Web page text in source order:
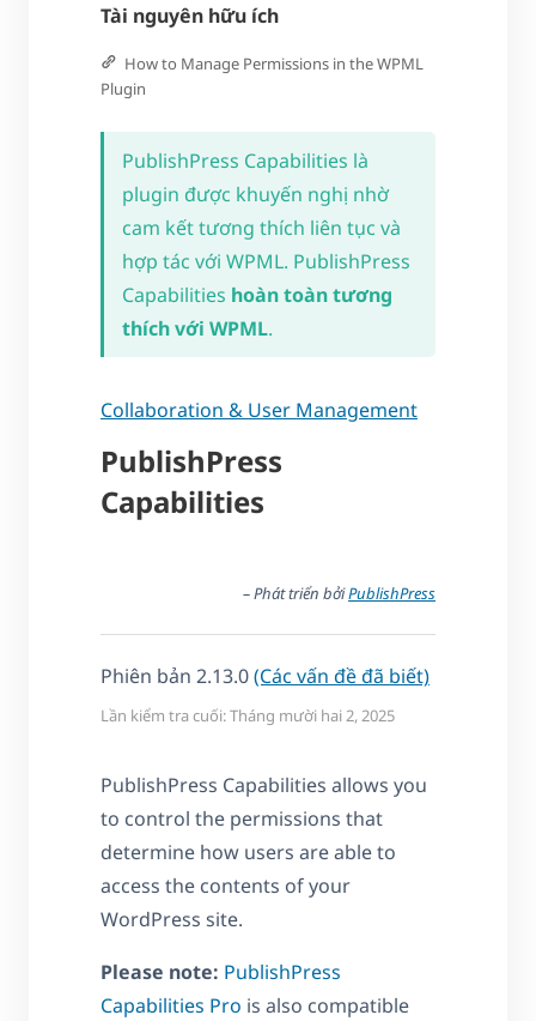
Tài nguyên hữu ích
How to Manage Permissions in the WPML
Plugin
PublishPress Capabilities là
plugin được khuyến nghị nhờ
cam kết tương thích liên tục và
hợp tác với WPML. PublishPress
Capabilities hoàn toàn tương
thích với WPML.
Collaboration & User Management
PublishPress
Capabilities
– Phát triển bởiPublishPress
Phiên bản 2.13.0(Các vấn đề đã biết)
Lần kiểm tra cuối: Tháng mười hai 2, 2025
PublishPress Capabilities allows you
to control the permissions that
determine how users are able to
access the contents of your
WordPress site.
Please note: PublishPress
Capabilities Pro is also compatible